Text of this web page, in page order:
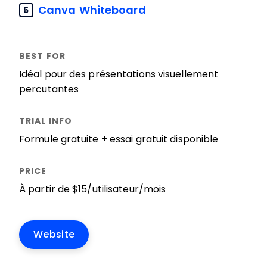
5 Canva Whiteboard
Idéal pour des présentations visuellement
percutantes
Formule gratuite + essai gratuit disponible
À partir de $15/utilisateur/mois
Website